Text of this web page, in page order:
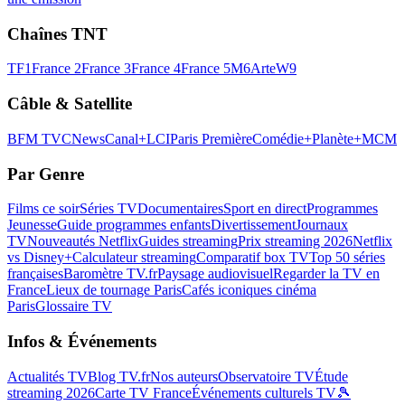
Chaînes TNT
TF1France 2France 3France 4France 5M6ArteW9
Câble & Satellite
BFM TVCNewsCanal+LCIParis PremièreComédie+Planète+MCM
Par Genre
Films ce soirSéries TVDocumentairesSport en directProgrammes
JeunesseGuide programmes enfantsDivertissementJournaux
TVNouveautés NetflixGuides streamingPrix streaming 2026Netflix
vs Disney+Calculateur streamingComparatif box TVTop 50 séries
françaisesBaromètre TV.frPaysage audiovisuelRegarder la TV en
FranceLieux de tournage ParisCafés iconiques cinéma
ParisGlossaire TV
Infos & Événements
Actualités TVBlog TV.frNos auteursObservatoire TVÉtude
streaming 2026Carte TV FranceÉvénements culturels TV🎾